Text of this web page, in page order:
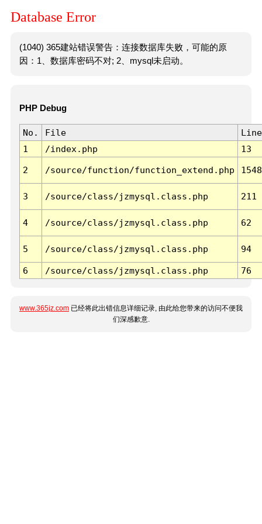
Database Error
(1040) 365建站错误警告：连接数据库失败，可能的原
因：1、数据库密码不对; 2、mysql未启动。
PHP Debug
No. File
Line
1
/index.php 13
2 /source/function/function_extend.php 1548
3 /source/class/jzmysql.class.php 211
4 /source/class/jzmysql.class.php 62
5 /source/class/jzmysql.class.php 94
6 /source/class/jzmysql.class.php 76
www.365jz.com 已经将此出错信息详细记录, 由此给您带来的访问不便我
们深感歉意.